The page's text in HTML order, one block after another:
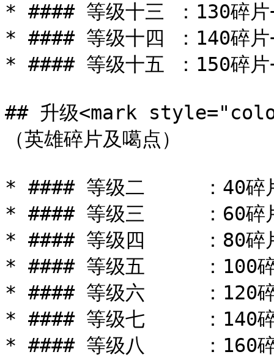
* #### 等级十三 ：130碎片
* #### 等级十四 ：140碎片
* #### 等级十五 ：150碎片
## 升级<mark
（英雄碎片及噶点）
* #### 等级二     ：40碎
* #### 等级三     ：60碎
* #### 等级四     ：80碎
* #### 等级五     ：100碎
* #### 等级六     ：120碎
* #### 等级七     ：140碎
* #### 等级八     ：160碎